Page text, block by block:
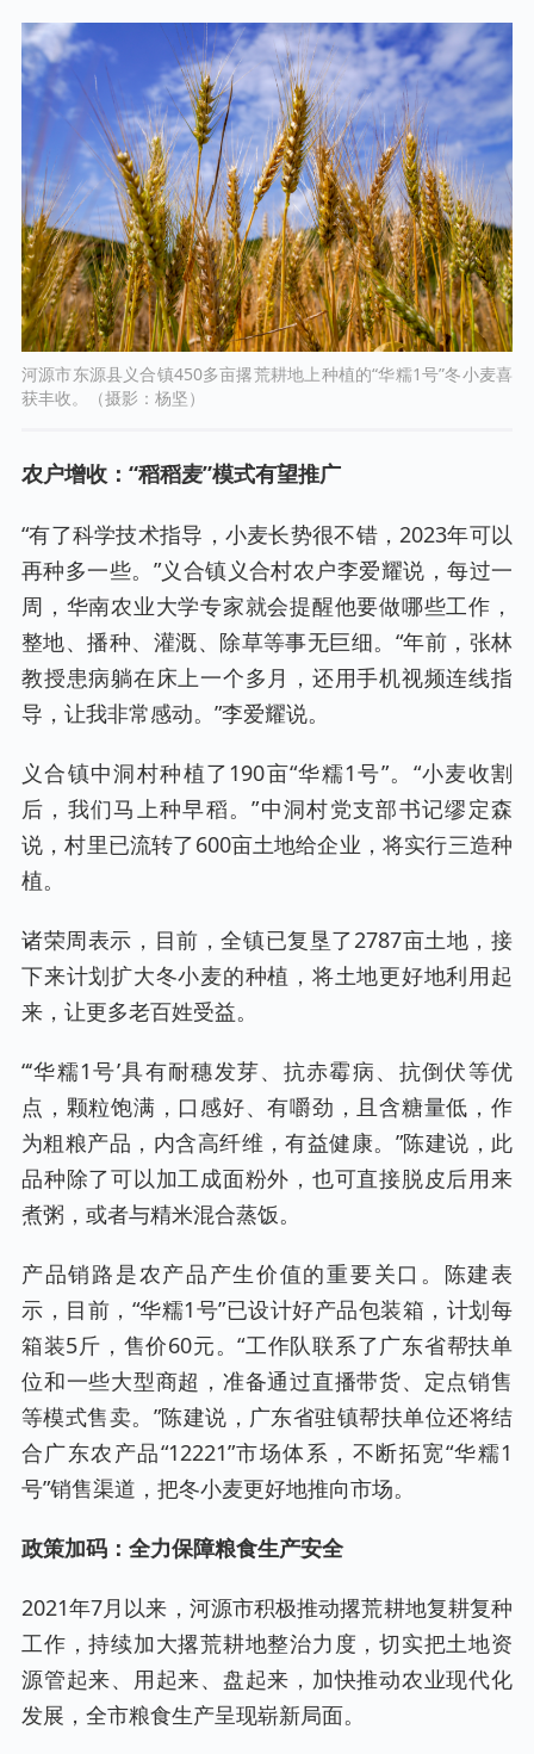
河源市东源县义合镇450多亩撂荒耕地上种植的“华糯1号”冬小麦喜
获丰收。（摄影：杨坚）
农户增收：“稻稻麦”模式有望推广
“有了科学技术指导，小麦长势很不错，2023年可以
再种多一些。”义合镇义合村农户李爱耀说，每过一
周，华南农业大学专家就会提醒他要做哪些工作，
整地、播种、灌溉、除草等事无巨细。“年前，张林
教授患病躺在床上一个多月，还用手机视频连线指
导，让我非常感动。”李爱耀说。
义合镇中洞村种植了190亩“华糯1号”。“小麦收割
后，我们马上种早稻。”中洞村党支部书记缪定森
说，村里已流转了600亩土地给企业，将实行三造种
植。
诸荣周表示，目前，全镇已复垦了2787亩土地，接
下来计划扩大冬小麦的种植，将土地更好地利用起
来，让更多老百姓受益。
“‘华糯1号’具有耐穗发芽、抗赤霉病、抗倒伏等优
点，颗粒饱满，口感好、有嚼劲，且含糖量低，作
为粗粮产品，内含高纤维，有益健康。”陈建说，此
品种除了可以加工成面粉外，也可直接脱皮后用来
煮粥，或者与精米混合蒸饭。
产品销路是农产品产生价值的重要关口。陈建表
示，目前，“华糯1号”已设计好产品包装箱，计划每
箱装5斤，售价60元。“工作队联系了广东省帮扶单
位和一些大型商超，准备通过直播带货、定点销售
等模式售卖。”陈建说，广东省驻镇帮扶单位还将结
合广东农产品“12221”市场体系，不断拓宽“华糯1
号”销售渠道，把冬小麦更好地推向市场。
政策加码：全力保障粮食生产安全
2021年7月以来，河源市积极推动撂荒耕地复耕复种
工作，持续加大撂荒耕地整治力度，切实把土地资
源管起来、用起来、盘起来，加快推动农业现代化
发展，全市粮食生产呈现崭新局面。